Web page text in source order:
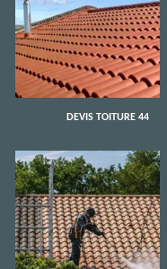
DEVIS TOITURE 44